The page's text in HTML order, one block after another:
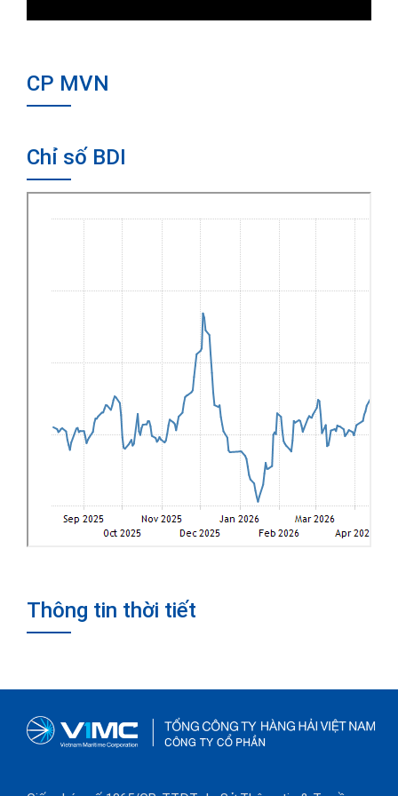
CP MVN
Chỉ số BDI
Thông tin thời tiết